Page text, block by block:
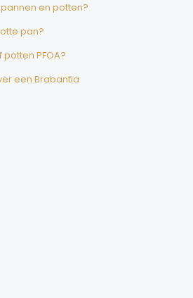
en potten?
pan?
PFOA?
een Brabantia